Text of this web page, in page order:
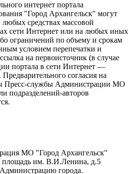
интернет портала
"Город Архангельск" могут
средствах массовой
сети Интернет или на любых иных
ограничений по объему и срокам
условием перепечатки и
на первоисточник (в случае
портала в сети Интернет —
согласия на
Пресс-службы Администрации МО
подразделений-авторов
МО "Город Архангельск"
площадь им. В.И.Ленина, д.5
города.